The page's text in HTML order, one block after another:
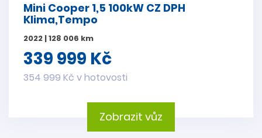
Mini Cooper 1,5 100kW CZ DPH
Klima,Tempo
2022 | 128 006 km
339 999 Kč
354 999 Kč v hotovosti
Zobrazit vůz